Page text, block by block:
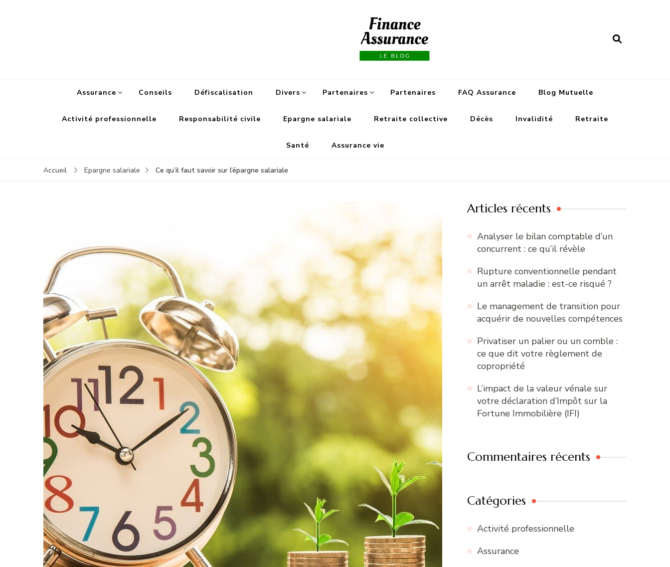
Assurance Conseils Défiscalisation Divers Partenaires Partenaires FAQ Assurance Blog Mutuelle
Activité professionnelle Responsabilité civile Epargne salariale Retraite collective Décès Invalidité Retraite
Santé Assurance vie
Accueil Epargne salariale Ce qu’il faut savoir sur l’épargne salariale
Articles récents
Analyser le bilan comptable d’un
concurrent : ce qu’il révèle
Rupture conventionnelle pendant
un arrêt maladie : est-ce risqué ?
Le management de transition pour
acquérir de nouvelles compétences
Privatiser un palier ou un comble :
ce que dit votre règlement de
copropriété
L’impact de la valeur vénale sur
votre déclaration d’Impôt sur la
Fortune Immobilière (IFI)
Commentaires récents
Catégories
Activité professionnelle
Assurance